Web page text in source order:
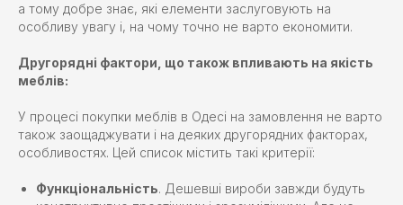
а тому добре знає, які елементи заслуговують на
особливу увагу і, на чому точно не варто економити.
Другорядні фактори, що також впливають на якість
меблів:
У процесі покупки меблів в Одесі на замовлення не варто
також заощаджувати і на деяких другорядних факторах,
особливостях. Цей список містить такі критерії:
Функціональність. Дешевші вироби завжди будуть